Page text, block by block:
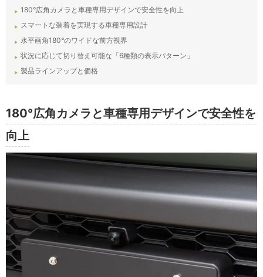
180°広角カメラと車種専用デザインで安全性を向上
スマートな装着を実現する車種専用設計
水平画角180°のワイドな前方視界
状況に応じて切り替え可能な「6種類の表示パターン」
製品ラインアップと価格
180°広角カメラと車種専用デザインで安全性を
向上